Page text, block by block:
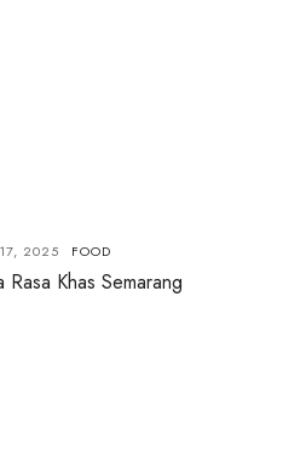
17, 2025 FOOD
Khas Semarang